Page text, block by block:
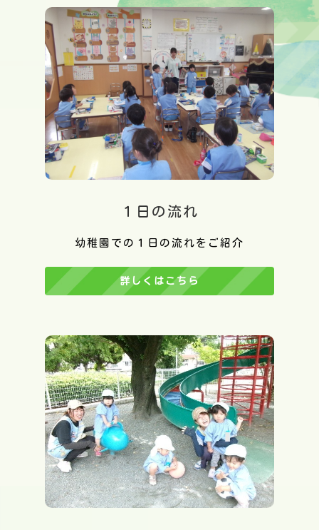
１日の流れ
幼稚園での１日の流れをご紹介
詳しくはこちら